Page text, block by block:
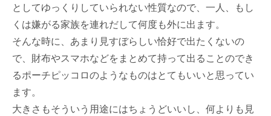
としてゆっくりしていられない性質なので、一人、もし
くは嫌がる家族を連れだして何度も外に出ます。
そんな時に、あまり見すぼらしい恰好で出たくないの
で、財布やスマホなどをまとめて持って出ることのでき
るポーチピッコロのようなものはとてもいいと思ってい
ます。
大きさもそういう用途にはちょうどいいし、何よりも見